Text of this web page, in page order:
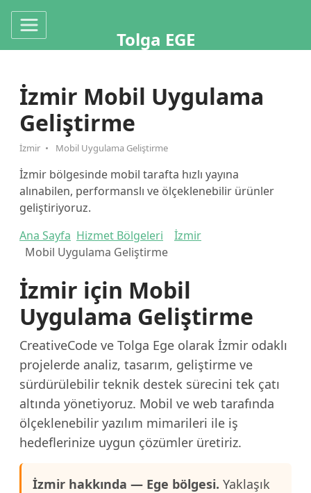
Tolga EGE
İzmir Mobil Uygulama
Geliştirme
İzmir Mobil Uygulama Geliştirme
İzmir bölgesinde mobil tarafta hızlı yayına
alınabilen, performanslı ve ölçeklenebilir ürünler
geliştiriyoruz.
Ana Sayfa Hizmet Bölgeleri
İzmir
Mobil Uygulama Geliştirme
İzmir için Mobil
Uygulama Geliştirme
CreativeCode ve Tolga Ege olarak İzmir odaklı
projelerde analiz, tasarım, geliştirme ve
sürdürülebilir teknik destek sürecini tek çatı
altında yönetiyoruz. Mobil ve web tarafında
ölçeklenebilir yazılım mimarileri ile iş
hedeflerinize uygun çözümler üretiriz.
İzmir hakkında — Ege bölgesi. Yaklaşık